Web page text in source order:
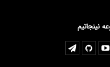
نینجاتیم